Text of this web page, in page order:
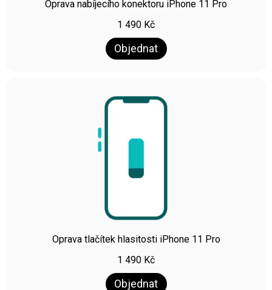
Oprava nabíjecího konektoru iPhone 11 Pro
1 490 Kč
Objednat
Oprava tlačítek hlasitosti iPhone 11 Pro
1 490 Kč
Objednat